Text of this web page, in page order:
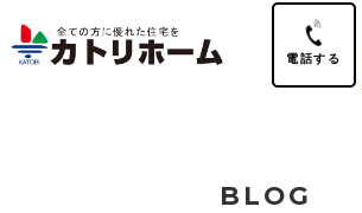
電話する
BLOG